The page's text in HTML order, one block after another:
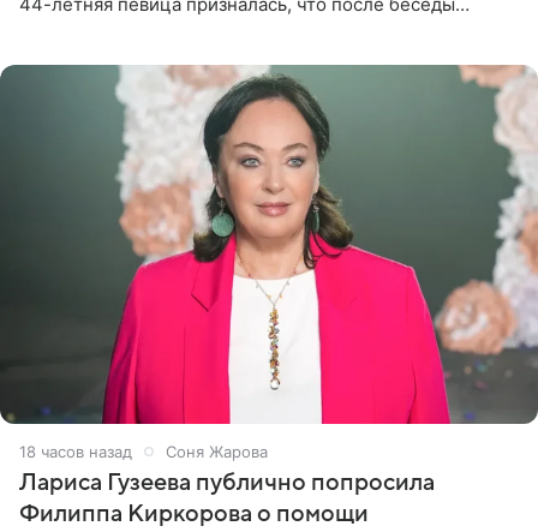
18 часов назад Соня Жарова
Лариса Гузеева публично попросила
Филиппа Киркорова о помощи